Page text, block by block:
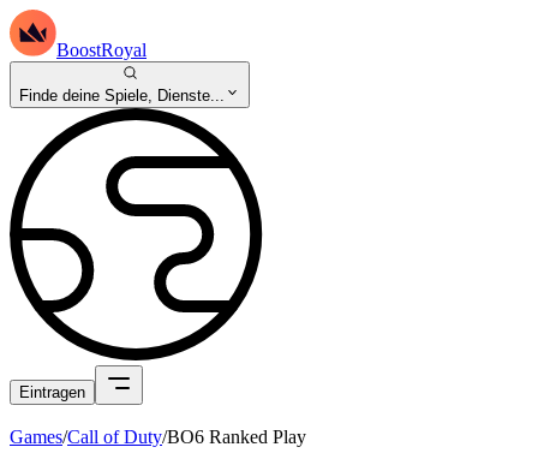
BoostRoyal
Finde deine Spiele, Dienste...
Eintragen
Games/Call of Duty/BO6 Ranked Play